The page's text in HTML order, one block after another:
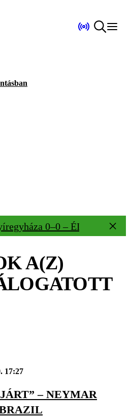
0–0 – ÉLŐ!
A(Z)
17:27
– NEYMAR